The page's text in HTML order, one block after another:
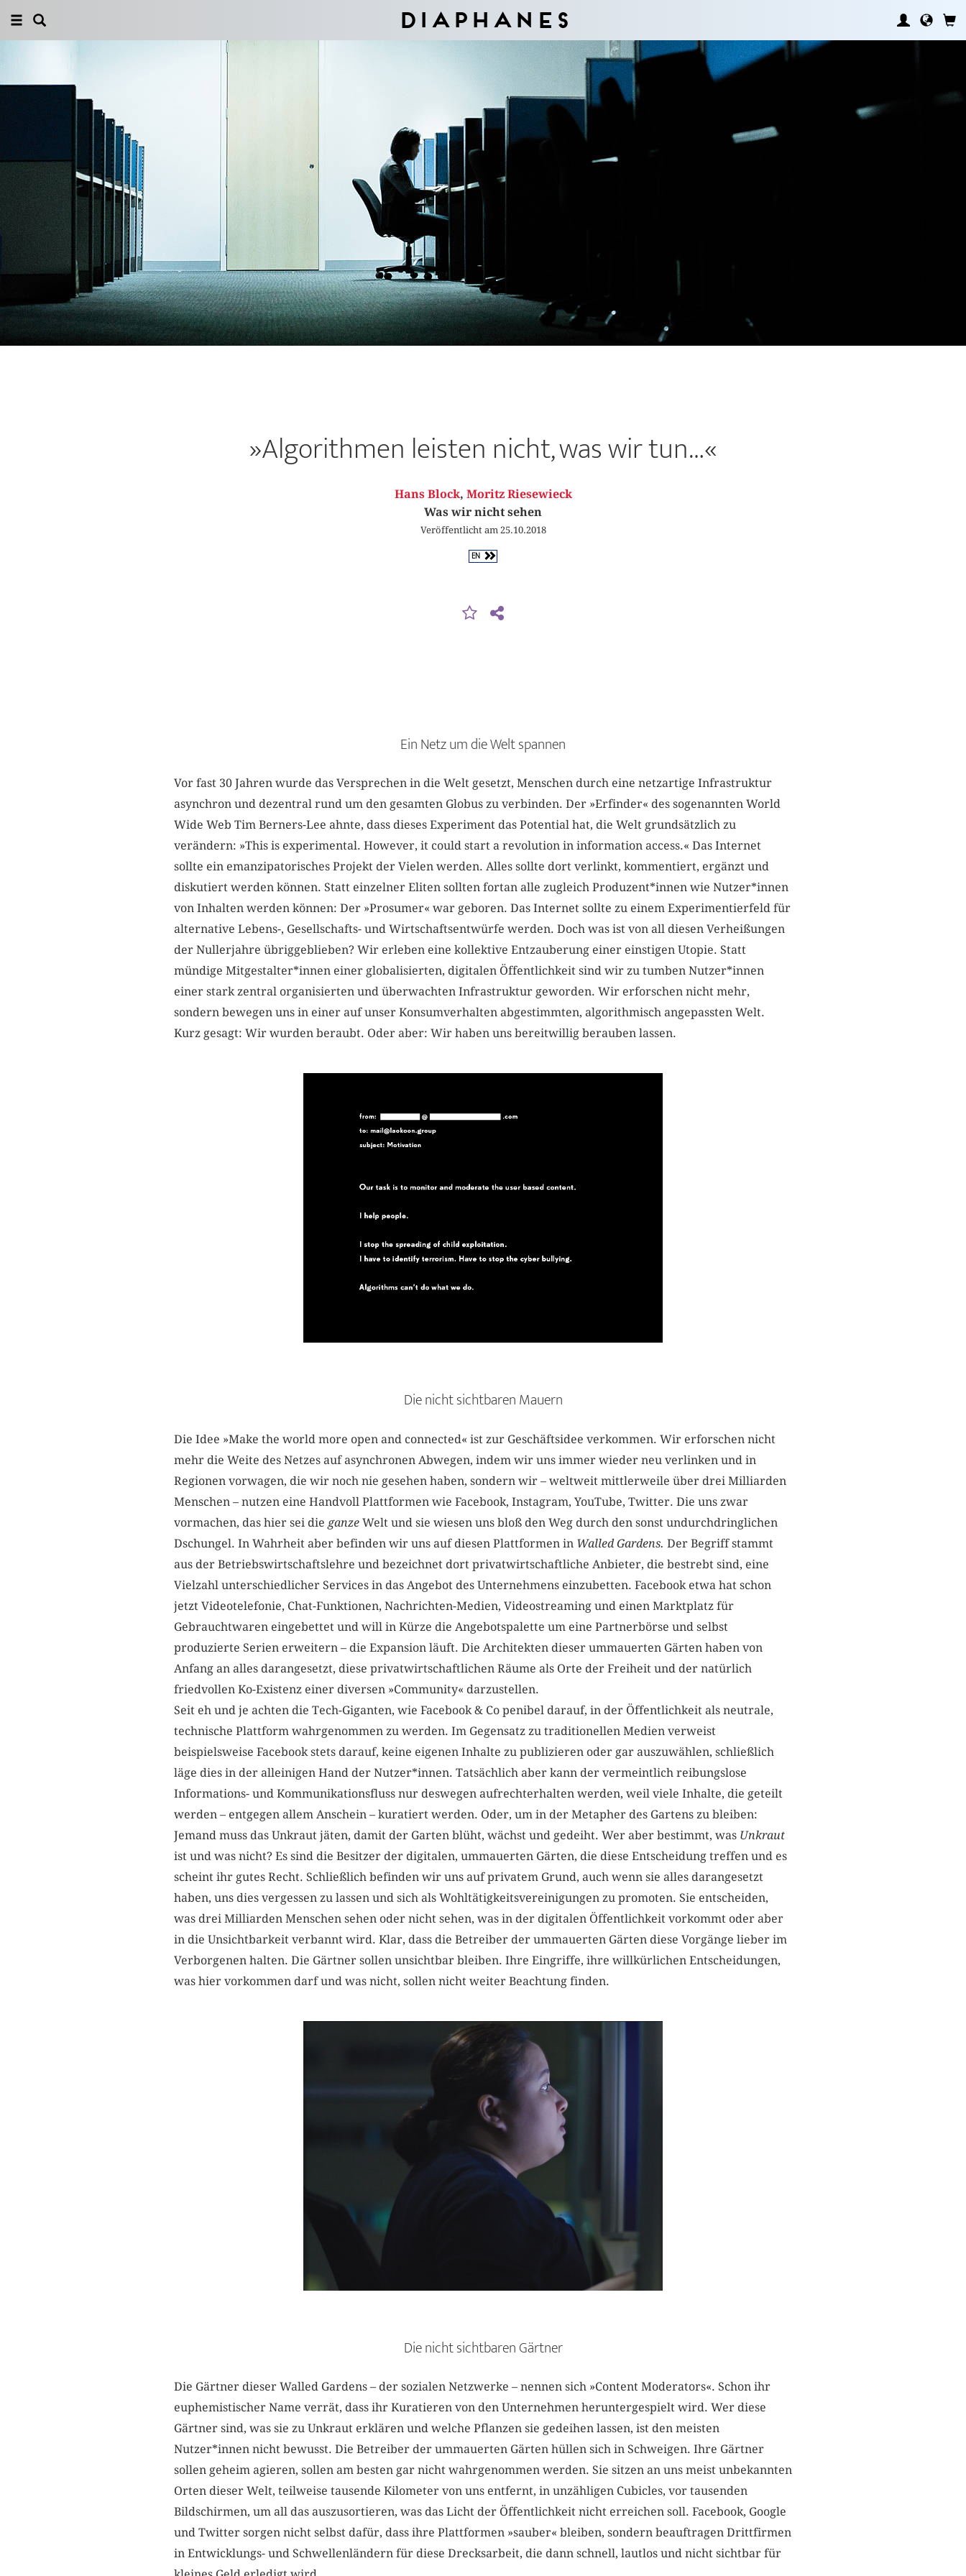
Diaphanes
»Algorithmen leisten nicht, was wir tun…«
Hans Block, Moritz Riesewieck
Was wir nicht sehen
Veröffentlicht am 25.10.2018
EN
Ein Netz um die Welt spannen
Vor fast 30 Jahren wurde das Versprechen in die Welt gesetzt, Menschen durch eine netzartige Infrastruktur
asynchron und dezentral rund um den gesamten Globus zu verbinden. Der »Erfinder« des sogenannten World
Wide Web Tim Berners-Lee ahnte, dass dieses Experiment das Potential hat, die Welt grundsätzlich zu
verändern: »This is experimental. However, it could start a revolution in information access.« Das Internet
sollte ein emanzipatorisches Projekt der Vielen werden. Alles sollte dort verlinkt, kommentiert, ergänzt und
diskutiert werden können. Statt einzelner Eliten sollten fortan alle zugleich Produzent*innen wie Nutzer*innen
von Inhalten werden können: Der »Prosumer« war geboren. Das Internet sollte zu einem Experimentierfeld für
alternative Lebens-, Gesellschafts- und Wirtschaftsentwürfe werden. Doch was ist von all diesen Verheißungen
der Nullerjahre übriggeblieben? Wir erleben eine kollektive Entzauberung einer einstigen Utopie. Statt
mündige Mitgestalter*innen einer globalisierten, digitalen Öffentlichkeit sind wir zu tumben Nutzer*innen
einer stark zentral organisierten und überwachten Infrastruktur geworden. Wir erforschen nicht mehr,
sondern bewegen uns in einer auf unser Konsumverhalten abgestimmten, algorithmisch angepassten Welt.
Kurz gesagt: Wir wurden beraubt. Oder aber: Wir haben uns bereitwillig berauben lassen.
Die nicht sichtbaren Mauern
Die Idee »Make the world more open and connected« ist zur Geschäftsidee verkommen. Wir erforschen nicht
mehr die Weite des Netzes auf asynchronen Abwegen, indem wir uns immer wieder neu verlinken und in
Regionen vorwagen, die wir noch nie gesehen haben, sondern wir – weltweit mittlerweile über drei Milliarden
Menschen – nutzen eine Handvoll Plattformen wie Facebook, Instagram, YouTube, Twitter. Die uns zwar
vormachen, das hier sei die ganzeWelt und sie wiesen uns bloß den Weg durch den sonst undurchdringlichen
Dschungel. In Wahrheit aber befinden wir uns auf diesen Plattformen in Walled Gardens. Der Begriff stammt
aus der Betriebswirtschaftslehre und bezeichnet dort privatwirtschaftliche Anbieter, die bestrebt sind, eine
Vielzahl unterschiedlicher Services in das Angebot des Unternehmens einzubetten. Facebook etwa hat schon
jetzt Videotelefonie, Chat-Funktionen, Nachrichten-Medien, Videostreaming und einen Marktplatz für
Gebrauchtwaren eingebettet und will in Kürze die Angebotspalette um eine Partnerbörse und selbst
produzierte Serien erweitern – die Expansion läuft. Die Architekten dieser ummauerten Gärten haben von
Anfang an alles darangesetzt, diese privatwirtschaftlichen Räume als Orte der Freiheit und der natürlich
friedvollen Ko-Existenz einer diversen »Community« darzustellen.
Seit eh und je achten die Tech-Giganten, wie Facebook & Co penibel darauf, in der Öffentlichkeit als neutrale,
technische Plattform wahrgenommen zu werden. Im Gegensatz zu traditionellen Medien verweist
beispielsweise Facebook stets darauf, keine eigenen Inhalte zu publizieren oder gar auszuwählen, schließlich
läge dies in der alleinigen Hand der Nutzer*innen. Tatsächlich aber kann der vermeintlich reibungslose
Informations- und Kommunikationsfluss nur deswegen aufrechterhalten werden, weil viele Inhalte, die geteilt
werden – entgegen allem Anschein – kuratiert werden. Oder, um in der Metapher des Gartens zu bleiben:
Jemand muss das Unkraut jäten, damit der Garten blüht, wächst und gedeiht. Wer aber bestimmt, was Unkraut
ist und was nicht? Es sind die Besitzer der digitalen, ummauerten Gärten, die diese Entscheidung treffen und es
scheint ihr gutes Recht. Schließlich befinden wir uns auf privatem Grund, auch wenn sie alles darangesetzt
haben, uns dies vergessen zu lassen und sich als Wohltätigkeitsvereinigungen zu promoten. Sie entscheiden,
was drei Milliarden Menschen sehen oder nicht sehen, was in der digitalen Öffentlichkeit vorkommt oder aber
in die Unsichtbarkeit verbannt wird. Klar, dass die Betreiber der ummauerten Gärten diese Vorgänge lieber im
Verborgenen halten. Die Gärtner sollen unsichtbar bleiben. Ihre Eingriffe, ihre willkürlichen Entscheidungen,
was hier vorkommen darf und was nicht, sollen nicht weiter Beachtung finden.
Die nicht sichtbaren Gärtner
Die Gärtner dieser Walled Gardens – der sozialen Netzwerke – nennen sich »Content Moderators«. Schon ihr
euphemistischer Name verrät, dass ihr Kuratieren von den Unternehmen heruntergespielt wird. Wer diese
Gärtner sind, was sie zu Unkraut erklären und welche Pflanzen sie gedeihen lassen, ist den meisten
Nutzer*innen nicht bewusst. Die Betreiber der ummauerten Gärten hüllen sich in Schweigen. Ihre Gärtner
sollen geheim agieren, sollen am besten gar nicht wahrgenommen werden. Sie sitzen an uns meist unbekannten
Orten dieser Welt, teilweise tausende Kilometer von uns entfernt, in unzähligen Cubicles, vor tausenden
Bildschirmen, um all das auszusortieren, was das Licht der Öffentlichkeit nicht erreichen soll. Facebook, Google
und Twitter sorgen nicht selbst dafür, dass ihre Plattformen »sauber« bleiben, sondern beauftragen Drittfirmen
in Entwicklungs- und Schwellenländern für diese Drecksarbeit, die dann schnell, lautlos und nicht sichtbar für